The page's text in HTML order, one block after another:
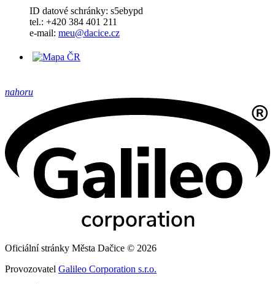
ID datové schránky: s5ebypd
tel.: +420 384 401 211
e-mail: meu@dacice.cz
nahoru
Oficiální stránky Města Dačice © 2026
Provozovatel Galileo Corporation s.r.o.